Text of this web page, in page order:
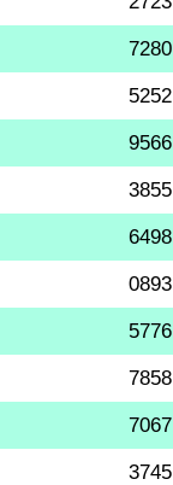
7280
5252
9566
3855
6498
0893
5776
7858
7067
3745